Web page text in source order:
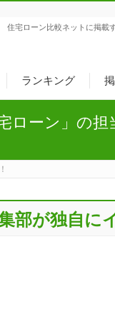
ランキング
住宅ローン比較ネットに掲載
ローン」の担
部が独自に